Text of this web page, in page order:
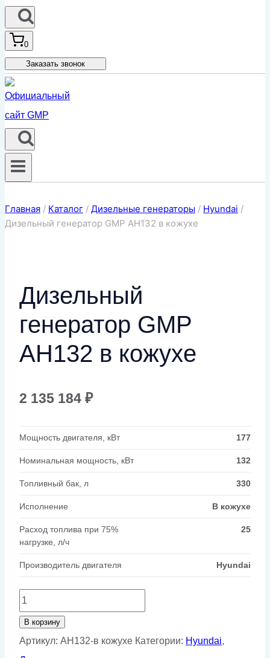
0
Заказать звонок
Главная / Каталог / Дизельные генераторы / Hyundai /
Дизельный генератор GMP AH132 в кожухе
Дизельный
генератор GMP
AH132 в кожухе
2 135 184 ₽
Мощность двигателя, кВт 177
Номинальная мощность, кВт 132
Топливный бак, л 330
Исполнение В кожухе
Расход топлива при 75%
нагрузке, л/ч
25
Производитель двигателя Hyundai
Количество
товара
Дизельный
генератор
В корзину
Артикул: AH132-в кожухе Категории: Hyundai,